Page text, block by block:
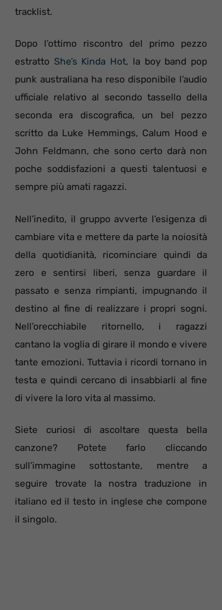
tracklist.
Dopo l’ottimo riscontro del primo pezzo
estratto She’s Kinda Hot, la boy band pop
punk australiana ha reso disponibile l’audio
ufficiale relativo al secondo tassello della
seconda era discografica, un bel pezzo
scritto da Luke Hemmings, Calum Hood e
John Feldmann, che sono certo darà non
poche soddisfazioni a questi talentuosi e
sempre più amati ragazzi.
Nell’inedito, il gruppo avverte l’esigenza di
cambiare vita e mettere da parte la noiosità
della quotidianità, ricominciare quindi da
zero e sentirsi liberi, senza guardare il
passato e senza rimpianti, impugnando il
destino al fine di realizzare i propri sogni.
Nell’orecchiabile ritornello, i ragazzi
cantano la voglia di girare il mondo e vivere
tante emozioni. Tuttavia i ricordi tornano in
testa e quindi cercano di insabbiarli al fine
di vivere la loro vita al massimo.
Siete curiosi di ascoltare questa bella
canzone? Potete farlo cliccando
sull’immagine sottostante, mentre a
seguire trovate la nostra traduzione in
italiano ed il testo in inglese che compone
il singolo.